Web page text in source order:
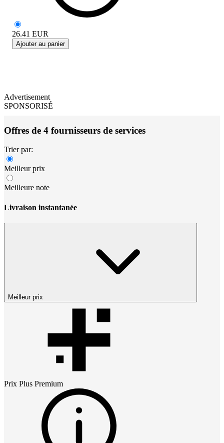
26.41 EUR
Ajouter au panier
Advertisement
SPONSORISÉ
Offres de 4 fournisseurs de services
Trier par:
Meilleur prix
Meilleure note
Livraison instantanée
Meilleur prix
Prix Plus Premium